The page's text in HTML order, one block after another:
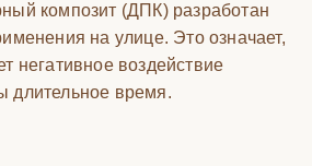
композит (ДПК) разработан
на улице. Это означает,
негативное воздействие
длительное время.